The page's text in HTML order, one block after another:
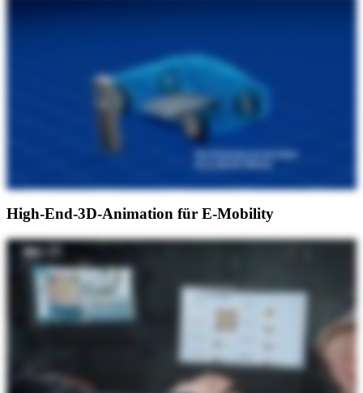
High-End-3D-Animation für E-Mobility